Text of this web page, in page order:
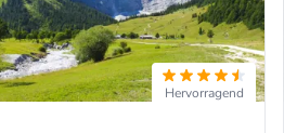
Hervorragend